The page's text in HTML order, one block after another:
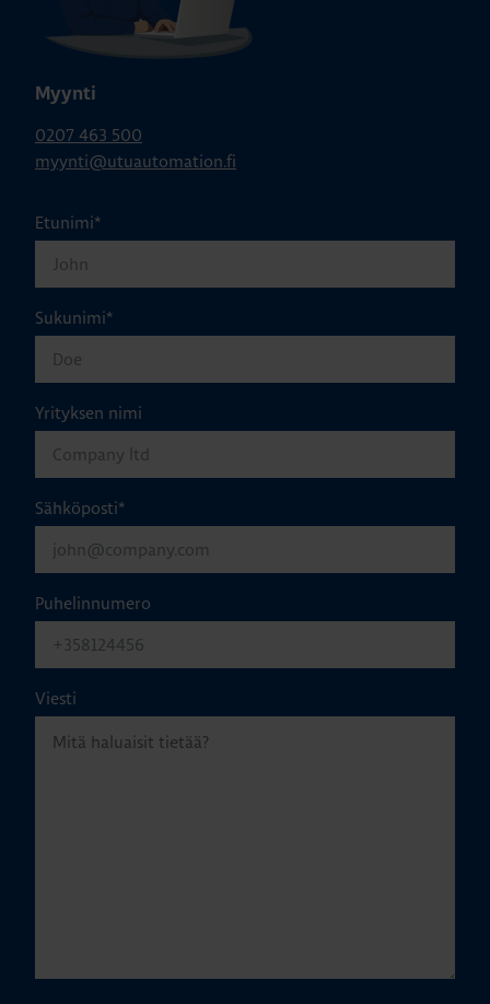
Myynti
0207 463 500
myynti@utuautomation.fi
Etunimi*
Sukunimi*
Yrityksen nimi
Sähköposti*
Puhelinnumero
Viesti